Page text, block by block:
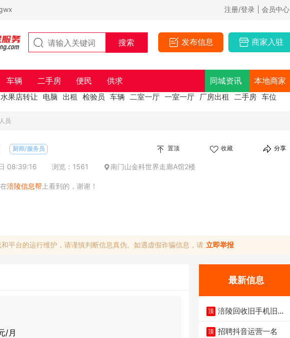
注册/登录 | 会员中心
发布信息 商家入驻
车辆 二手房 便民 供求 同城资讯 本地商家
水果店转让 电脑 出租 检验员 车辆 二室一厅 一室一厅 厂房出租 二手房 车位
员
厨师/服务员 置顶 收藏 分享
08:39:16 浏览：1561 南门山金科世界走廊A馆2楼
涪陵信息帮 上看到的，谢谢！
平台的运行维护，请谨慎判断信息真伪。如遇虚假诈骗信息，请 立即举报
/月
最新信息
顶 涪陵回收旧手机旧电
顶 招聘抖音运营一名